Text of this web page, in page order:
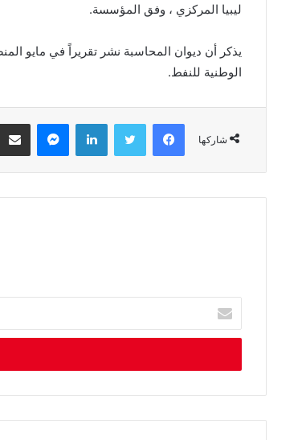
ليبيا المركزي ، وفق المؤسسة.
يذكر أن ديوان المحاسبة نشر تقريراً في مايو
الوطنية للنفط.
شاركها
فيسبوك تويتر لينكدإن ماسنجر
خ
ب
د